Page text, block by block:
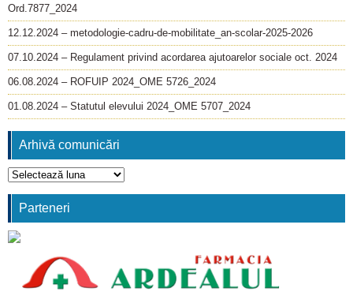
Ord.7877_2024
12.12.2024 – metodologie-cadru-de-mobilitate_an-scolar-2025-2026
07.10.2024 – Regulament privind acordarea ajutoarelor sociale oct. 2024
06.08.2024 – ROFUIP 2024_OME 5726_2024
01.08.2024 – Statutul elevului 2024_OME 5707_2024
Arhivă comunicări
Arhivă
comunicări
Parteneri